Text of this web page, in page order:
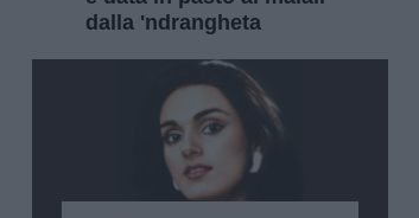
dalla 'ndrangheta